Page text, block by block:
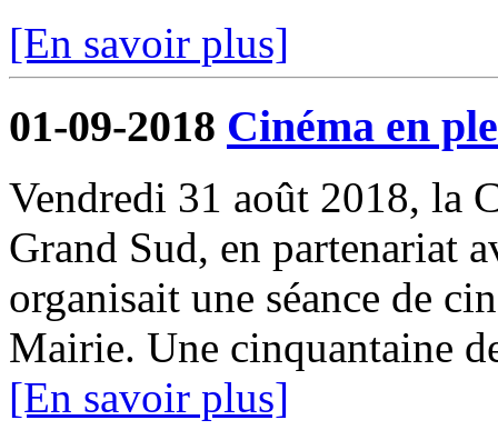
[En savoir plus]
01-09-2018 Cinéma en
Vendredi 31 août 2018, la
Grand Sud, en partenariat
organisait une séance de
Mairie. Une cinquantaine
[En savoir plus]